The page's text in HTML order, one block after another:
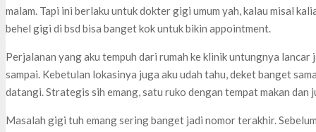
malam. Tapi ini berlaku untuk dokter gigi umum yah, kalau misal
behel gigi di bsd bisa banget kok untuk bikin appointment.
Perjalanan yang aku tempuh dari rumah ke klinik untungnya
sampai. Kebetulan lokasinya juga aku udah tahu, deket banget
datangi. Strategis sih emang, satu ruko dengan tempat makan dan
Masalah gigi tuh emang sering banget jadi nomor terakhir.